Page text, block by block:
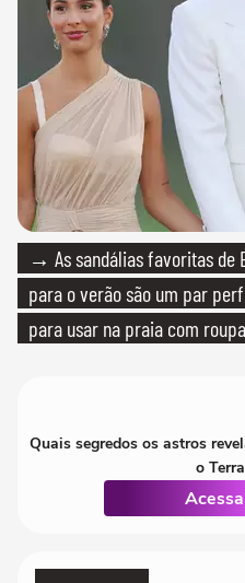
→ As sandálias favoritas de
para o verão são um par
para usar na praia com
Quais segredos os astros
o